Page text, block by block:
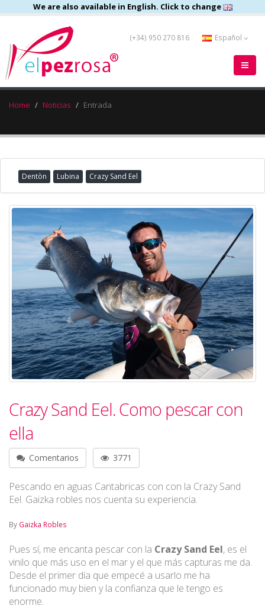
We are also available in English. Click to change
(+34) 950 270 816 Español
Home Noticias Entrada
Dentòn Lubina Crazy Sand Eel
Crazy Sand Eel. Como pescar con
ella
Comentarios 3771
Pescando en aguas Cantabricas con con la Crazy Sand
Eel. Gaizka robles nos cuenta su experiencia.
By Gaizka Robles
Pues sí, me encanta pescar con la Crazy Sand Eel, es el
vinilo que más uso en el mar y el que más capturas me da.
Desde el primer día que empecé a usarlo me ha
funcionado muy bien y la confianza que le tengo es
enorme.